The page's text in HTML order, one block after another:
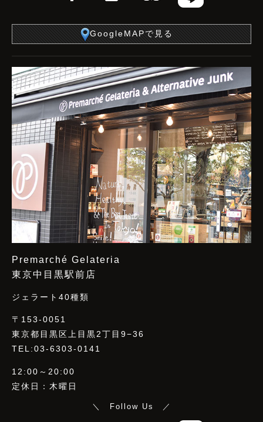
GoogleMAPで見る
Premarché Gelateria
東京中目黒駅前店
ジェラート40種類
〒153-0051
東京都目黒区上目黒2丁目9−36
TEL:03-6303-0141
12:00～20:00
定休日：木曜日
＼ Follow Us ／